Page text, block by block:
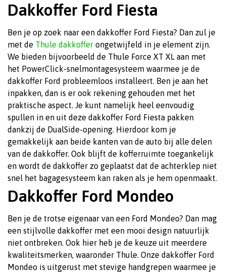
Dakkoffer Ford Fiesta
Ben je op zoek naar een dakkoffer Ford Fiesta? Dan zul je
met de Thule dakkoffer ongetwijfeld in je element zijn.
We bieden bijvoorbeeld de Thule Force XT XL aan met
het PowerClick-snelmontagesysteem waarmee je de
dakkoffer Ford probleemloos installeert. Ben je aan het
inpakken, dan is er ook rekening gehouden met het
praktische aspect. Je kunt namelijk heel eenvoudig
spullen in en uit deze dakkoffer Ford Fiesta pakken
dankzij de DualSide-opening. Hierdoor kom je
gemakkelijk aan beide kanten van de auto bij alle delen
van de dakkoffer. Ook blijft de kofferruimte toegankelijk
en wordt de dakkoffer zo geplaatst dat de achterklep niet
snel het bagagesysteem kan raken als je hem openmaakt.
Dakkoffer Ford Mondeo
Ben je de trotse eigenaar van een Ford Mondeo? Dan mag
een stijlvolle dakkoffer met een mooi design natuurlijk
niet ontbreken. Ook hier heb je de keuze uit meerdere
kwaliteitsmerken, waaronder Thule. Onze dakkoffer Ford
Mondeo is uitgerust met stevige handgrepen waarmee je